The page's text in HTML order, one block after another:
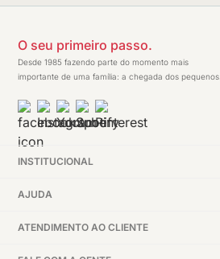
O seu primeiro passo.
Desde 1985 fazendo parte do momento mais
importante de uma família: a chegada dos pequenos.
INSTITUCIONAL
AJUDA
ATENDIMENTO AO CLIENTE